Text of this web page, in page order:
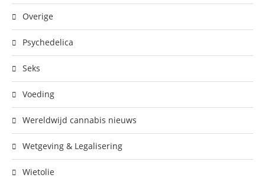
Overige
Psychedelica
Seks
Voeding
Wereldwijd cannabis nieuws
Wetgeving & Legalisering
Wietolie